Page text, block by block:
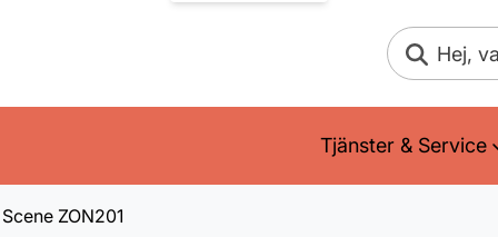
Sök
Tjänster & Service
Scene ZON201